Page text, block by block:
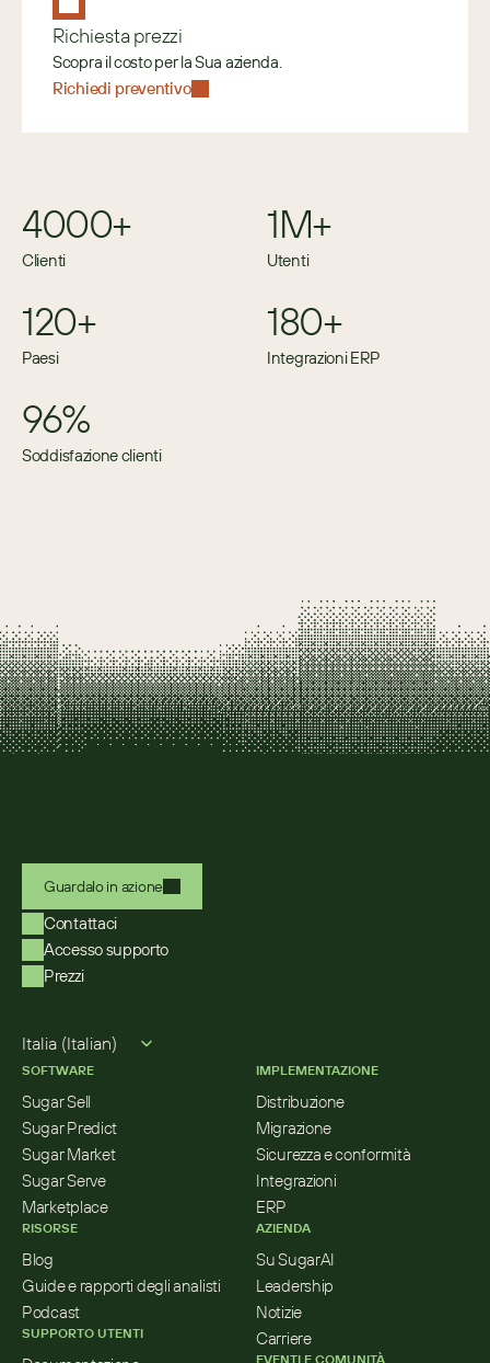
Richiesta prezzi
Scopra il costo per la Sua azienda.
Richiedi preventivo
4000+
Clienti
1M+
Utenti
120+
Paesi
180+
Integrazioni ERP
96%
Soddisfazione clienti
Guardalo in azione
Contattaci
Accesso supporto
Prezzi
Italia (Italian)
SOFTWARE
Sugar Sell
Sugar Predict
Sugar Market
Sugar Serve
Marketplace
RISORSE
Blog
Guide e rapporti degli analisti
Podcast
SUPPORTO UTENTI
IMPLEMENTAZIONE
Distribuzione
Migrazione
Sicurezza e conformità
Integrazioni
ERP
AZIENDA
Su SugarAI
Leadership
Notizie
Carriere
EVENTI E COMUNITÀ